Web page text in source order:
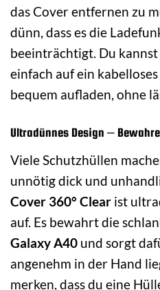
das Cover entfernen zu
dünn, dass es die
beeinträchtigt. Du
einfach auf ein
bequem aufladen, ohne
Ultradünnes Design –
Viele Schutzhüllen
unnötig dick und
Cover 360° Clear ist
auf. Es bewahrt die
Galaxy A40 und sorgt
angenehm in der Hand
merken, dass du eine